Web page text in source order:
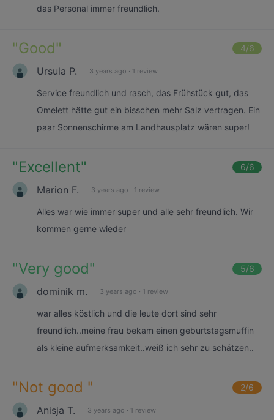
das Personal immer freundlich.
"Good" 4/6
Ursula P. 3 years ago · 1 review
Service freundlich und rasch, das Frühstück gut, das
Omelett hätte gut ein bisschen mehr Salz vertragen. Ein
paar Sonnenschirme am Landhausplatz wären super!
"Excellent" 6/6
Marion F. 3 years ago · 1 review
Alles war wie immer super und alle sehr freundlich. Wir
kommen gerne wieder
"Very good" 5/6
dominik m. 3 years ago · 1 review
war alles köstlich und die leute dort sind sehr
freundlich..meine frau bekam einen geburtstagsmuffin
als kleine aufmerksamkeit..weiß ich sehr zu schätzen..
"Not good " 2/6
Anisja T. 3 years ago · 1 review